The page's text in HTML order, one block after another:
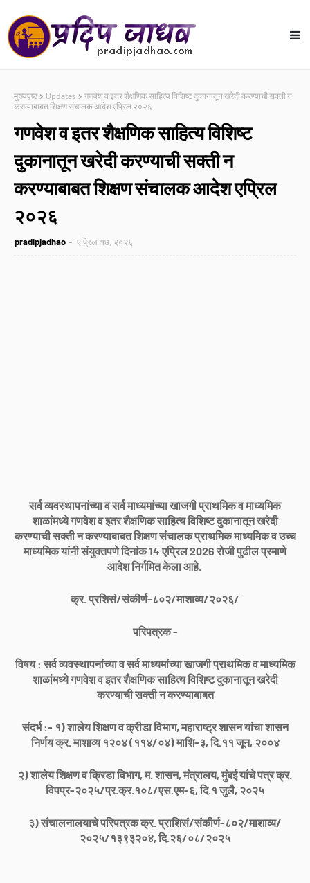
मुख्यपृष्ठ Updates
गणवेश व इतर शैक्षणिक साहित्य विशिष्ट दुकानातून खरेदी करण्याची सक्ती न
करण्याबाबत शिक्षण संचालक आदेश एप्रिल २०२६
गणवेश व इतर शैक्षणिक साहित्य विशिष्ट
दुकानातून खरेदी करण्याची सक्ती न
करण्याबाबत शिक्षण संचालक आदेश एप्रिल
२०२६
pradipjadhao एप्रिल १७, २०२६
सर्व व्यवस्थापनांच्या व सर्व माध्यमांच्या खाजगी प्राथमिक व माध्यमिक
शाळांमध्ये गणवेश व इतर शैक्षणिक साहित्य विशिष्ट दुकानातून खरेदी
करण्याची सक्ती न करण्याबाबत शिक्षण संचालक प्राथमिक माध्यमिक व उच्च
माध्यमिक यांनी संयुक्तपणे दिनांक 14 एप्रिल 2026 रोजी पुढील प्रमाणे
आदेश निर्गमित केला आहे.
क्र. प्रशिसं/संकीर्ण-८०२/माशाव्य/२०२६/
परिपत्रक -
विषय : सर्व व्यवस्थापनांच्या व सर्व माध्यमांच्या खाजगी प्राथमिक व माध्यमिक
शाळांमध्ये गणवेश व इतर शैक्षणिक साहित्य विशिष्ट दुकानातून खरेदी
करण्याची सक्ती न करण्याबाबत
संदर्भ :- १) शालेय शिक्षण व क्रीडा विभाग, महाराष्ट्र शासन यांचा शासन
निर्णय क्र. माशाव्य १२०४ (११४/०४) माशि-३, दि.११ जून, २००४
२) शालेय शिक्षण व क्रिडा विभाग, म. शासन, मंत्रालय, मुंबई यांचे पत्र क्र.
विपप्र-२०२५/प्र.क्र.१०८/एस.एम-६, दि.१ जुलै, २०२५
३) संचालनालयाचे परिपत्रक क्र. प्राशिसं/संकीर्ण-८०२/माशाव्य/
२०२५/१३९३२०४, दि.२६/०८/२०२५